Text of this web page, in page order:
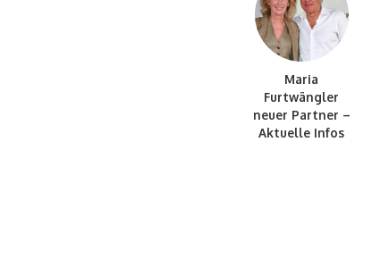
Maria
Furtwängler
neuer Partner –
Aktuelle Infos